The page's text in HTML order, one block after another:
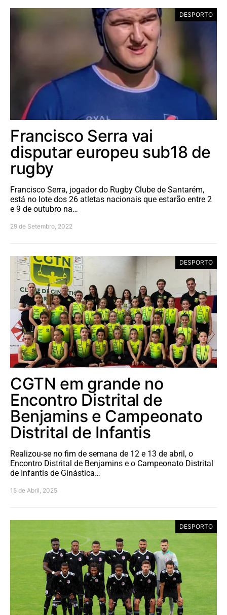
DESPORTO
Francisco Serra vai
disputar europeu sub18 de
rugby
Francisco Serra, jogador do Rugby Clube de Santarém,
está no lote dos 26 atletas nacionais que estarão entre 2
e 9 de outubro na…
29 de Setembro, 2022
DESPORTO
CGTN em grande no
Encontro Distrital de
Benjamins e Campeonato
Distrital de Infantis
Realizou-se no fim de semana de 12 e 13 de abril, o
Encontro Distrital de Benjamins e o Campeonato Distrital
de Infantis de Ginástica…
15 de Abril, 2025
DESPORTO